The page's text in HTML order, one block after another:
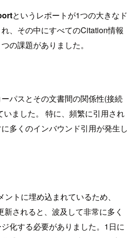
というレポートが1つの大きなド
、その中にすべてのCitation情報
の課題がありました。
パスとその文書間の関係性(接続
ました。 特に、頻繁に引用され
多くのインバウンド引用が発生し
トに埋め込まれているため、
されると、波及して非常に多く
化する必要がありました。1日に